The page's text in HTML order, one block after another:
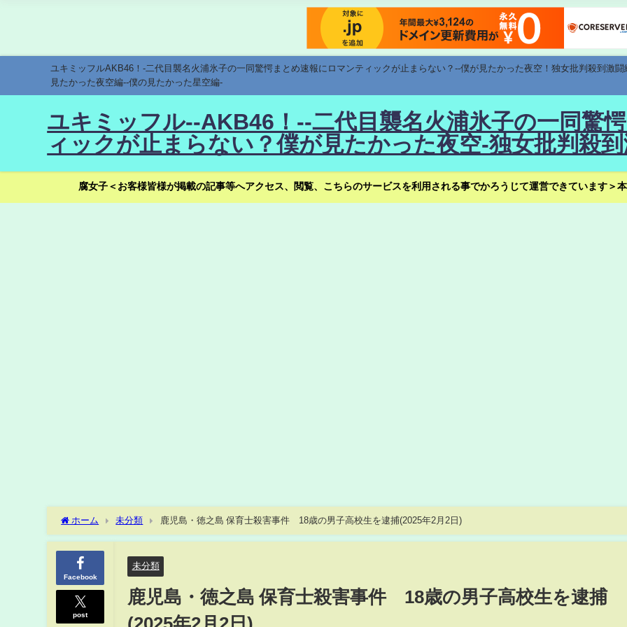
ユキミッフルAKB46！-二代目襲名火浦氷子の一同驚愕まとめ速報にロマンティックが止まらない？--僕が見たかった夜空！独女批判殺到激
見たかった夜空編--僕の見たかった星空編-
ユキミッフル--AKB46！--二代目襲名火浦氷子の一同驚
ィックが止まらない？僕が見たかった夜空-独女批判殺
腐女子＜お客様皆様が掲載の記事等へアクセス、閲覧、こちらのサービスを利用される事でかろうじて運営できています＞
ホーム 未分類 鹿児島・徳之島 保育士殺害事件 18歳の男子高校生を逮捕(2025年2月2日)
Facebook
post
未分類
鹿児島・徳之島 保育士殺害事件 18歳の男子高校生を逮捕